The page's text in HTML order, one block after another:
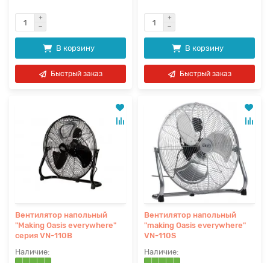
В корзину
Быстрый заказ
В корзину
Быстрый заказ
Вентилятор напольный
"Making Oasis everywhere"
серия VN-110B
Вентилятор напольный
"making Оasis everywhere"
VN-110S